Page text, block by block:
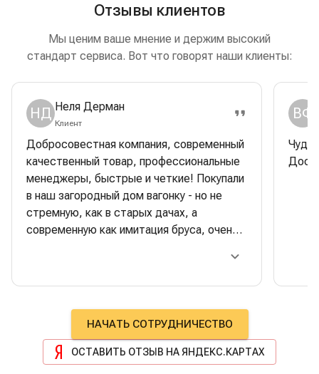
Отзывы клиентов
Мы ценим ваше мнение и держим высокий
стандарт сервиса. Вот что говорят наши клиенты:
НД Неля Дерман
Клиент
Добросовестная компания, современный
качественный товар, профессиональные
менеджеры, быстрые и четкие! Покупали
в наш загородный дом вагонку - но не
стремную, как в старых дачах, а
современную как имитация бруса, очень
максимально оперативно сделал
поставку, при этом правильно
побеспокоился о разных нюансах,
которые очень хорошо повлияли на
ВФ
НАЧАТЬ СОТРУДНИЧЕСТВО
ОСТАВИТЬ ОТЗЫВ НА ЯНДЕКС.КАРТАХ